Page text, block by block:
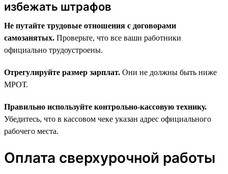
избежать штрафов
Не путайте трудовые отношения с договорами
самозанятых. Проверьте, что все ваши работники
официально трудоустроены.
Отрегулируйте размер зарплат. Они не должны быть ниже
МРОТ.
Правильно используйте контрольно-кассовую технику.
Убедитесь, что в кассовом чеке указан адрес официального
рабочего места.
Оплата сверхурочной работы